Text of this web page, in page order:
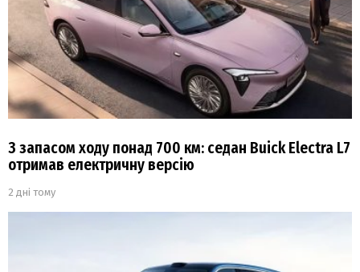
З запасом ходу понад 700 км: седан Buick Electra L7
отримав електричну версію
2 дні тому